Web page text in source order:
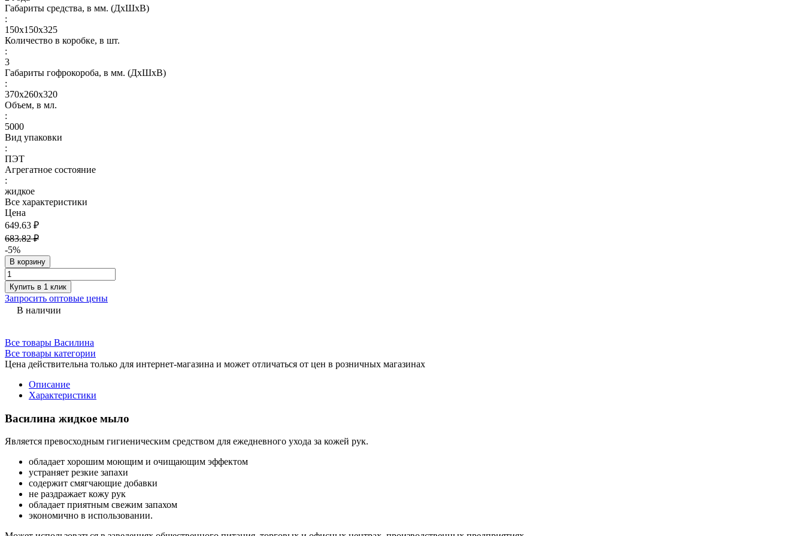
Габариты средства, в мм. (ДхШхВ)
:
150х150х325
Количество в коробке, в шт.
:
3
Габариты гофрокороба, в мм. (ДхШхВ)
:
370х260х320
Объем, в мл.
:
5000
Вид упаковки
:
ПЭТ
Агрегатное состояние
:
жидкое
Все характеристики
Цена
649.63 ₽
683.82 ₽
-5%
В корзину
Купить в 1 клик
Запросить оптовые цены
В наличии
Все товары Василина
Все товары категории
Цена действительна только для интернет-магазина и может отличаться от цен в розничных магазинах
Описание
Характеристики
Василина жидкое мыло
Является превосходным гигиеническим средством для ежедневного ухода за кожей рук.
обладает хорошим моющим и очищающим эффектом
устраняет резкие запахи
содержит смягчающие добавки
не раздражает кожу рук
обладает приятным свежим запахом
экономично в использовании.